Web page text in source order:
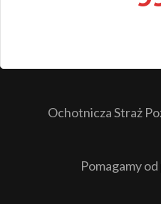
Ochotnicza Straż
Pomagamy